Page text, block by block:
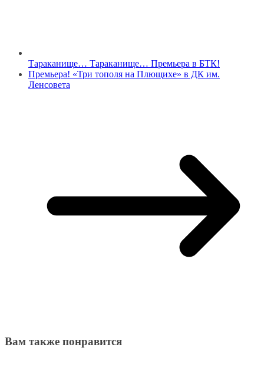
Тараканище… Тараканище… Премьера в БТК!
Премьера! «Три тополя на Плющихе» в ДК им.
Ленсовета
Вам также понравится